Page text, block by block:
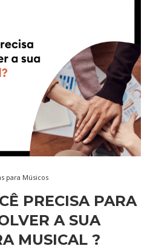
para Músicos
PRECISA PARA
A SUA
MUSICAL ?